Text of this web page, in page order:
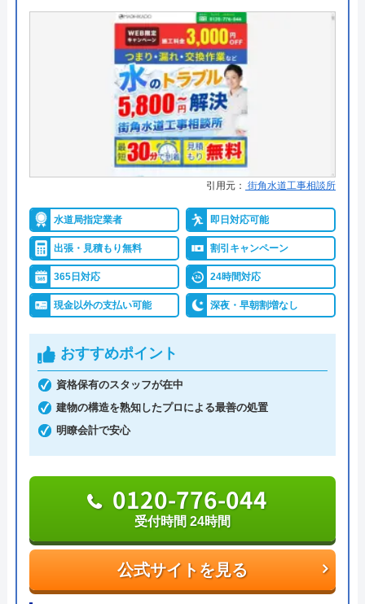
5（3件のクチコミ）
※クチコミの内容について
堀江正子
1 年前
Googleクチコミを見る
株式会社グランリファインがおすすめの理
株式会社グランリファインはお家の修理・修繕、リ
フォーム、リノベーションをしている会社です。水
回りに関してもトラブル修理からリフォームまで幅
広い依頼を受け付けています。本社のある東京都杉
並区を中心に営業しており、神奈川県・東京都・千
葉県・埼玉県全域と茨城県南部・静岡県東部を対応
エリアとしています。これらの地域以外の依頼にも
対応できるかもしれないので、お住いの地域と相談
内容をお気軽にご連絡ください。見積もりは無料で
実施しているので、見積もりだけの依頼でも問題あ
りません。
公式サイトを見る
03-6304-9575
株式会社グランリファインのクチ
コミ on
4.3（12件のクチコミ）
※クチコミの内容について
引用元： 街角水道工事相談所
水道局指定業者 即日対応可能
出張・見積もり無料 割引キャンペーン
365日対応 24時間対応
現金以外の支払い可能 深夜・早朝割増なし
おすすめポイント
資格保有のスタッフが在中
建物の構造を熟知したプロによる最善の処置
明瞭会計で安心
公式サイトを見る
0120-776-044
受付時間 24時間